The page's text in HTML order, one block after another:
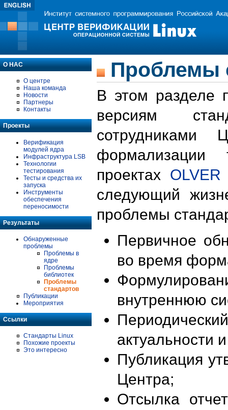
О НАС
О центре
Наша команда
Новости
Партнеры
Контакты
Проекты
Верификация
модулей ядра
Инфраструктура LSB
Технологии
тестирования
Тесты и средства их
запуска
Инструменты
обеспечения
переносимости
Результаты
Обнаруженные
проблемы
Проблемы в
ядре
Проблемы
библиотек
Проблемы
стандартов
Публикации
Мероприятия
Ссылки
Стандарты Linux
Похожие проекты
Это интересно
Проблемы
В этом разделе
версиям
формализации
проектах OLVER
следующий
проблемы
Первичное
во время
внутреннюю
актуальности
Публикация
Центра;
Отсылка